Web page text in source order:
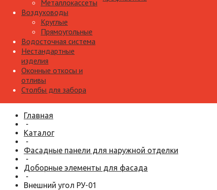
Металлокассеты
Воздуховоды
Круглые
Прямоугольные
Водосточная система
Нестандартные
изделия
Оконные откосы и
отливы
Столбы для забора
Главная
-
Каталог
-
Фасадные панели для наружной отделки
-
Доборные элементы для фасада
-
Внешний угол РУ-01